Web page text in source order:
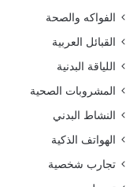
الفواكه والصحة
القبائل العربية
اللياقة البدنية
المشروبات الصحية
النشاط البدني
الهواتف الذكية
تجارب شخصية